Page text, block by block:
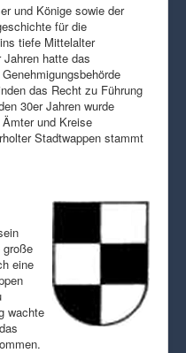
und Könige sowie der
für die
tiefe Mittelalter
hatte das
das Recht zu Führung
30er Jahren wurde
und Kreise
Stadtwappen stammt
große
eine
wachte